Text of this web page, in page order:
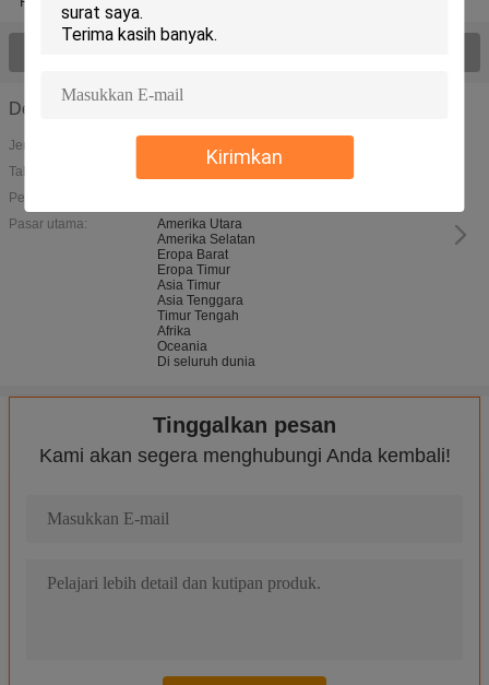
Kirimkan
Detil perusahaan
Jenis bisnis:
Tahun didirikan:
Penjualan tahunan:
Pasar utama:
Amerika Utara
Amerika Selatan
Eropa Barat
Eropa Timur
Asia Timur
Asia Tenggara
Timur Tengah
Afrika
Oceania
Di seluruh dunia
Tinggalkan pesan
Kami akan segera menghubungi Anda kembali!
Vacuum Pump Holding Pattern Membuat Mesin Automatic
Kontrol Tekanan Die Cutting Mesin Elektronik, Mesin
Mesin Pemotong Mati Digital Elektronik, Mesin Pemotong